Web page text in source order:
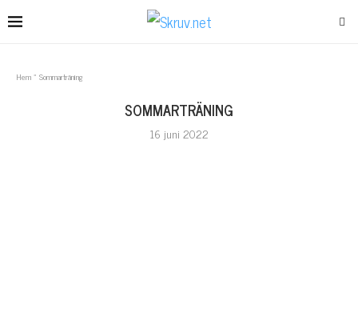
Hem» Sommarträning
SOMMARTRÄNING
16 juni 2022